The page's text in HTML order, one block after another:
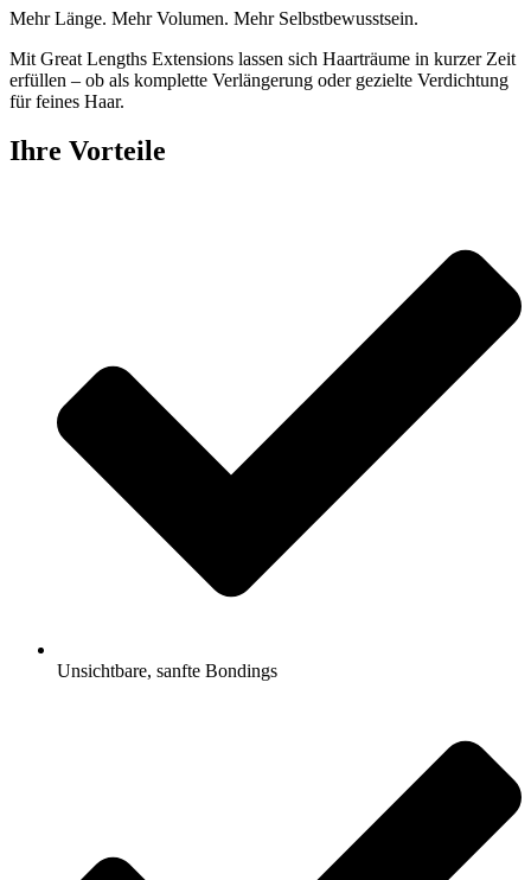
Mehr Länge. Mehr Volumen. Mehr Selbstbewusstsein.
Mit Great Lengths Extensions lassen sich Haarträume in kurzer Zeit
erfüllen – ob als komplette Verlängerung oder gezielte Verdichtung
für feines Haar.
Ihre Vorteile
Unsichtbare, sanfte Bondings